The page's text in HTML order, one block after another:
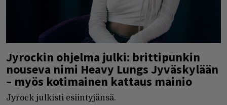
Jyrockin ohjelma julki: brittipunkin
nouseva nimi Heavy Lungs Jyväskylään
– myös kotimainen kattaus mainio
Jyrock julkisti esiintyjänsä.